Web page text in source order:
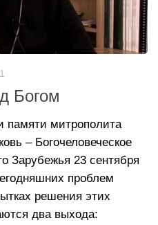
Богом
памяти митрополита
– Богочеловеческое
Зарубежья 23 сентября
проблем
решения этих
два выхода: